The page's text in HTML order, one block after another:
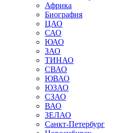
Африка
Биография
ЦАО
САО
ЮАО
ЗАО
ТИНАО
СВАО
ЮВАО
ЮЗАО
СЗАО
ВАО
ЗЕЛАО
Санкт-Петербург